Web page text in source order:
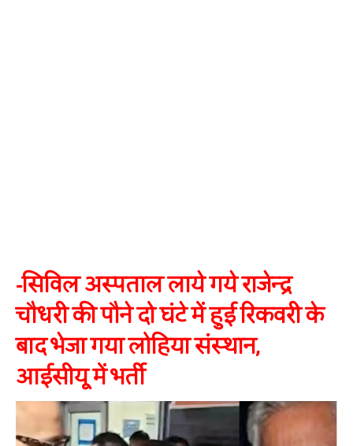
-​सिविल अस्पताल लाये गये राजेन्द्र
चौधरी की पौने दो घंटे में हुई रिकवरी के
बाद भेजा गया लोहिया संस्थान,
आईसीयू में भर्ती